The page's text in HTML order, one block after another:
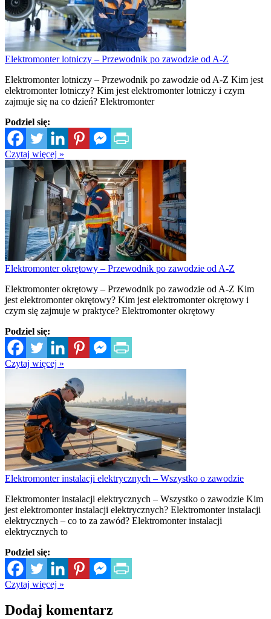
Elektromonter lotniczy – Przewodnik po zawodzie od A-Z
Elektromonter lotniczy – Przewodnik po zawodzie od A-Z Kim jest
elektromonter lotniczy? Kim jest elektromonter lotniczy i czym
zajmuje się na co dzień? Elektromonter
Podziel się:
Czytaj więcej »
Elektromonter okrętowy – Przewodnik po zawodzie od A-Z
Elektromonter okrętowy – Przewodnik po zawodzie od A-Z Kim
jest elektromonter okrętowy? Kim jest elektromonter okrętowy i
czym się zajmuje w praktyce? Elektromonter okrętowy
Podziel się:
Czytaj więcej »
Elektromonter instalacji elektrycznych – Wszystko o zawodzie
Elektromonter instalacji elektrycznych – Wszystko o zawodzie Kim
jest elektromonter instalacji elektrycznych? Elektromonter instalacji
elektrycznych – co to za zawód? Elektromonter instalacji
elektrycznych to
Podziel się:
Czytaj więcej »
Dodaj komentarz